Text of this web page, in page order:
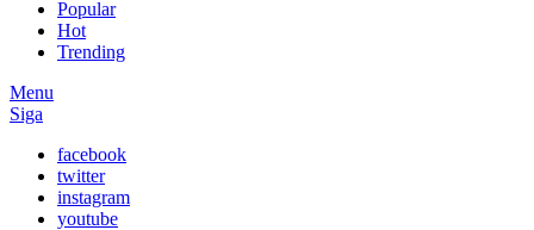
Popular
Hot
Trending
Menu
Siga
facebook
twitter
instagram
youtube